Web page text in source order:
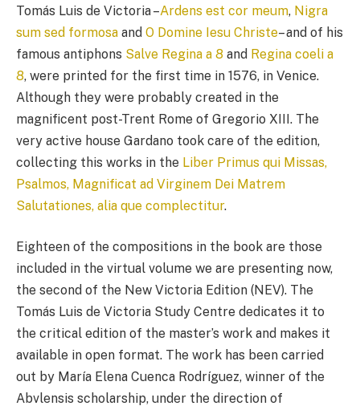
Tomás Luis de Victoria –Ardens est cor meum, Nigra
sum sed formosa and O Domine Iesu Christe– and of his
famous antiphons Salve Regina a 8 and Regina coeli a
8, were printed for the first time in 1576, in Venice.
Although they were probably created in the
magnificent post-Trent Rome of Gregorio XIII. The
very active house Gardano took care of the edition,
collecting this works in the Liber Primus qui Missas,
Psalmos, Magnificat ad Virginem Dei Matrem
Salutationes, alia que complectitur.
Eighteen of the compositions in the book are those
included in the virtual volume we are presenting now,
the second of the New Victoria Edition (NEV). The
Tomás Luis de Victoria Study Centre dedicates it to
the critical edition of the master’s work and makes it
available in open format. The work has been carried
out by María Elena Cuenca Rodríguez, winner of the
Abvlensis scholarship, under the direction of